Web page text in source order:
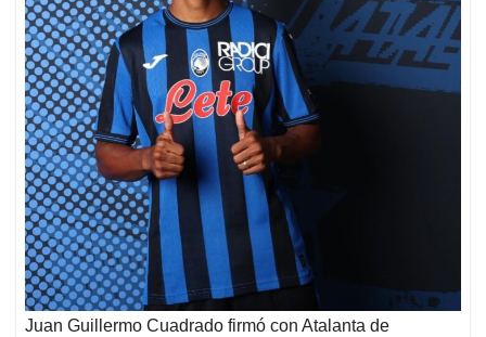
Juan Guillermo Cuadrado firmó con Atalanta de